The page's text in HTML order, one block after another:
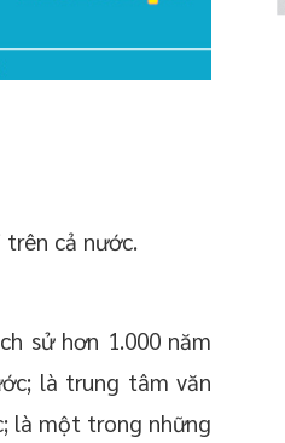
cả nước.
sử hơn 1.000 năm
là trung tâm văn
là một trong những